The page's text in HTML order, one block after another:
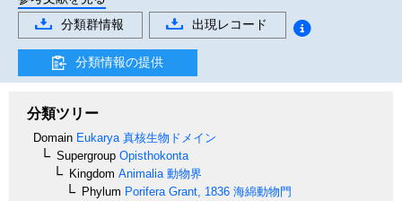
分類群情報
出現レコード
分類情報の提供
分類ツリー
Domain Eukarya 真核生物ドメイン
Supergroup Opisthokonta
Kingdom Animalia 動物界
Phylum Porifera Grant, 1836 海綿動物門